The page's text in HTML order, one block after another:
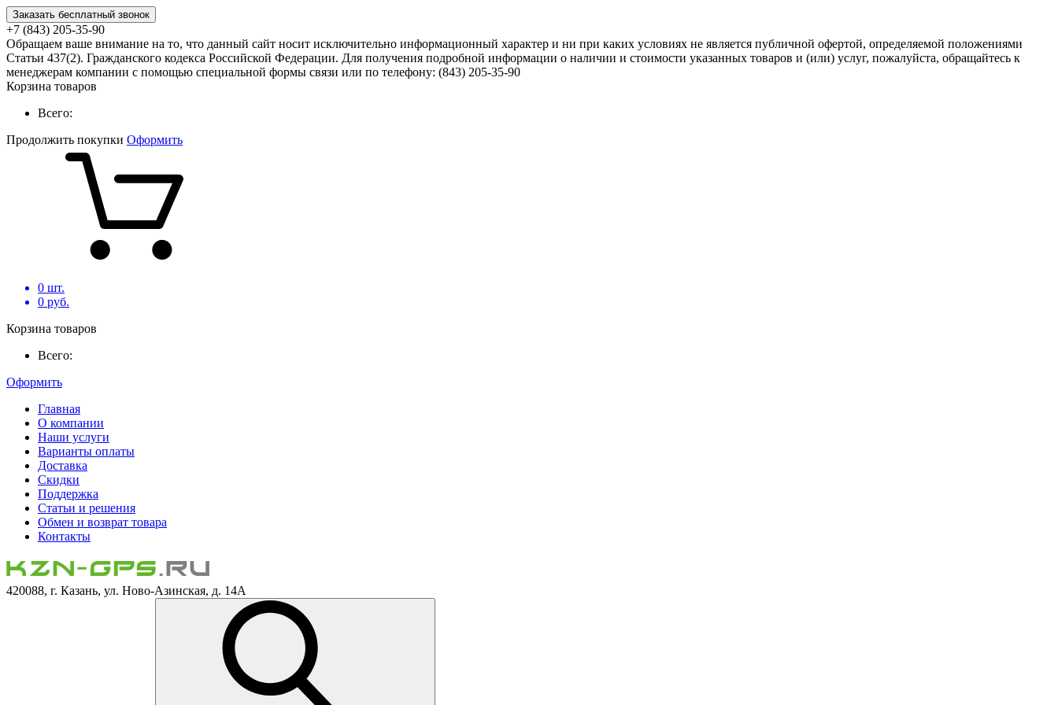
Заказать бесплатный звонок
+7 (843) 205-35-90
Обращаем ваше внимание на то, что данный сайт носит исключительно информационный характер и ни при каких условиях не является публичной офертой, определяемой положениями
Статьи 437(2). Гражданского кодекса Российской Федерации. Для получения подробной информации о наличии и стоимости указанных товаров и (или) услуг, пожалуйста, обращайтесь к
менеджерам компании с помощью специальной формы связи или по телефону: (843) 205-35-90
Корзина товаров
Всего:
Продолжить покупки Оформить
0 шт.
0 руб.
Корзина товаров
Всего:
Оформить
Главная
О компании
Наши услуги
Варианты оплаты
Доставка
Скидки
Поддержка
Статьи и решения
Обмен и возврат товара
Контакты
420088, г. Казань, ул. Ново-Азинская, д. 14А